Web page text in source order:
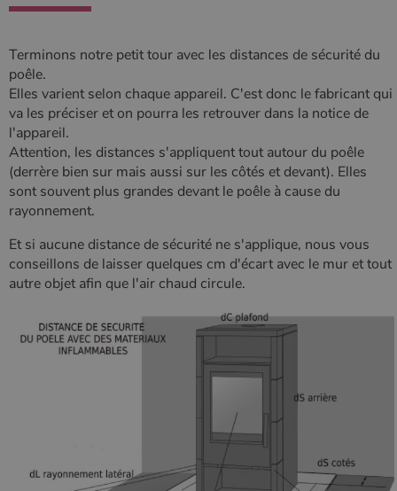
Terminons notre petit tour avec les distances de sécurité du
poêle.
Elles varient selon chaque appareil. C'est donc le fabricant qui
va les préciser et on pourra les retrouver dans la notice de
l'appareil.
Attention, les distances s'appliquent tout autour du poêle
(derrère bien sur mais aussi sur les côtés et devant). Elles
sont souvent plus grandes devant le poêle à cause du
rayonnement.
Et si aucune distance de sécurité ne s'applique, nous vous
conseillons de laisser quelques cm d'écart avec le mur et tout
autre objet afin que l'air chaud circule.